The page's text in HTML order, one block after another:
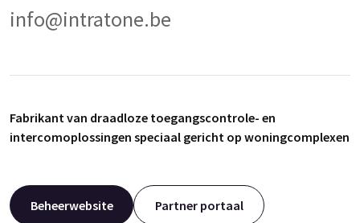
info@intratone.be
Fabrikant van draadloze toegangscontrole- en
intercomoplossingen speciaal gericht op woningcomplexen
Beheerwebsite Partner portaal